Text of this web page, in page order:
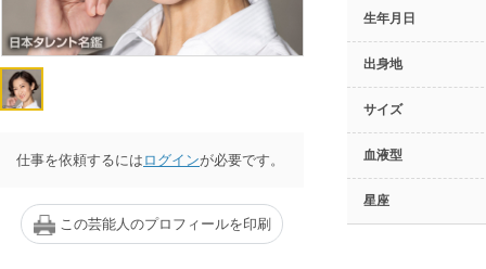
仕事を依頼するには ログインが必要です。
この芸能人のプロフィールを印刷
生年月日
出身地
サイズ
血液型
星座